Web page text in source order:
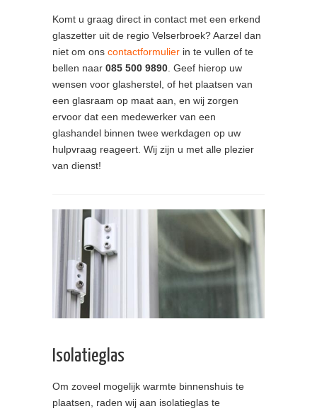
Komt u graag direct in contact met een erkend
glaszetter uit de regio Velserbroek? Aarzel dan
niet om ons contactformulier in te vullen of te
bellen naar 085 500 9890. Geef hierop uw
wensen voor glasherstel, of het plaatsen van
een glasraam op maat aan, en wij zorgen
ervoor dat een medewerker van een
glashandel binnen twee werkdagen op uw
hulpvraag reageert. Wij zijn u met alle plezier
van dienst!
Isolatieglas
Om zoveel mogelijk warmte binnenshuis te
plaatsen, raden wij aan isolatieglas te